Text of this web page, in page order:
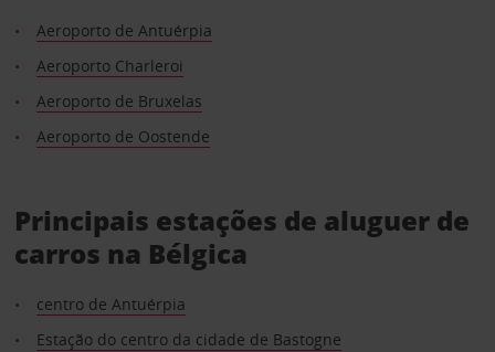
Aeroporto de Antuérpia
Aeroporto Charleroi
Aeroporto de Bruxelas
Aeroporto de Oostende
Principais estações de aluguer de
carros na Bélgica
centro de Antuérpia
Estação do centro da cidade de Bastogne